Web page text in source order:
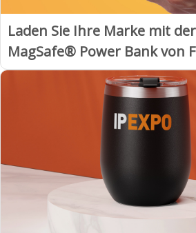
Laden Sie Ihre Marke mit
MagSafe® Power Bank von